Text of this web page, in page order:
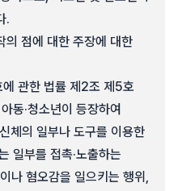
.
의 점에 대한 주장에 대한
에 관한 법률 제2조 제5호
동·청소년이 등장하여
체의 일부나 도구를 이용한
일부를 접촉·노출하는
나 혐오감을 일으키는 행위,